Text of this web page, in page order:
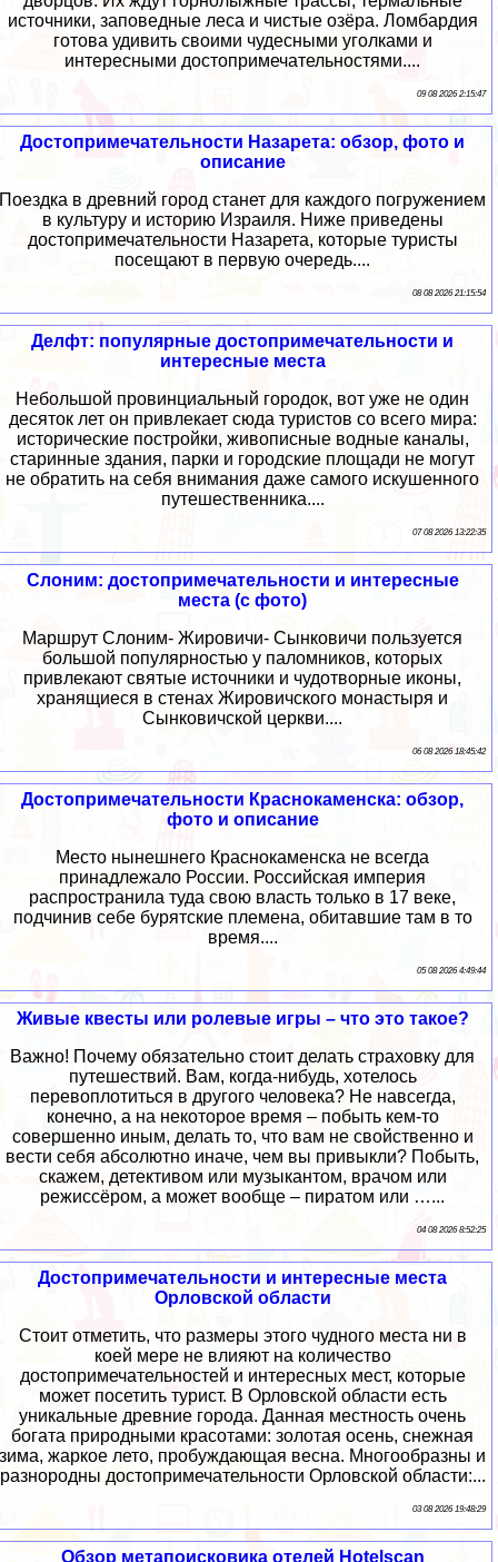
источники, заповедные леса и чистые озёра. Ломбардия
готова удивить своими чудесными уголками и
интересными достопримечательностями....
09 08 2026 2:15:47
Достопримечательности Назарета: обзор, фото и
описание
Поездка в древний город станет для каждого погружением
в культуру и историю Израиля. Ниже приведены
достопримечательности Назарета, которые туристы
посещают в первую очередь....
08 08 2026 21:15:54
Делфт: популярные достопримечательности и
интересные места
Небольшой провинциальный городок, вот уже не один
десяток лет он привлекает сюда туристов со всего мира:
исторические постройки, живописные водные каналы,
старинные здания, парки и городские площади не могут
не обратить на себя внимания даже самого искушенного
путешественника....
07 08 2026 13:22:35
Слоним: достопримечательности и интересные
места (с фото)
Маршрут Слоним- Жировичи- Сынковичи пользуется
большой популярностью у паломников, которых
привлекают святые источники и чудотворные иконы,
хранящиеся в стенах Жировичского монастыря и
Сынковичской церкви....
06 08 2026 18:45:42
Достопримечательности Краснокаменска: обзор,
фото и описание
Место нынешнего Краснокаменска не всегда
принадлежало России. Российская империя
распространила туда свою власть только в 17 веке,
подчинив себе бурятские племена, обитавшие там в то
время....
05 08 2026 4:49:44
Живые квесты или ролевые игры – что это такое?
Важно! Почему обязательно стоит делать страховку для
путешествий. Вам, когда-нибудь, хотелось
перевоплотиться в другого человека? Не навсегда,
конечно, а на некоторое время – побыть кем-то
совершенно иным, делать то, что вам не свойственно и
вести себя абсолютно иначе, чем вы привыкли? Побыть,
скажем, детективом или музыкантом, врачом или
режиссёром, а может вообще – пиратом или …...
04 08 2026 8:52:25
Достопримечательности и интересные места
Орловской области
Стоит отметить, что размеры этого чудного места ни в
коей мере не влияют на количество
достопримечательностей и интересных мест, которые
может посетить турист. В Орловской области есть
уникальные древние города. Данная местность очень
богата природными красотами: золотая осень, снежная
зима, жаркое лето, пробуждающая весна. Многообразны и
разнородны достопримечательности Орловской области:...
03 08 2026 19:48:29
Обзор метапоисковика отелей Hotelscan